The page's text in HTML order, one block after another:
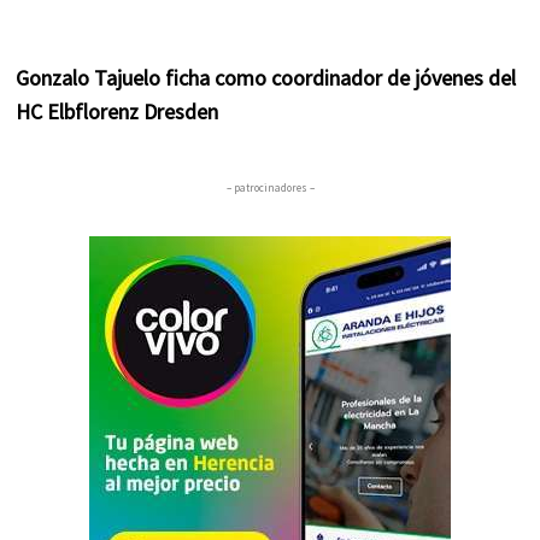
Gonzalo Tajuelo ficha como coordinador de jóvenes del
HC Elbflorenz Dresden
– patrocinadores –